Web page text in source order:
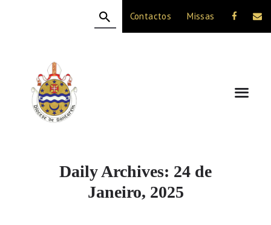
Contactos Missas
Daily Archives: 24 de
Janeiro, 2025
A DIOCESE
CELEBRAÇÃO
VIDA CRISTÃ
NOTÍCIAS